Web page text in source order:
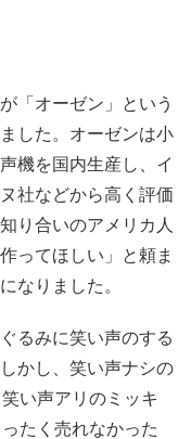
「オーゼン」という
した。オーゼンは小
機を国内生産し、イ
社などから高く評価
り合いのアメリカ人
ってほしい」と頼ま
なりました。
るみに笑い声のする
かし、笑い声ナシの
い声アリのミッキ
たく売れなかった